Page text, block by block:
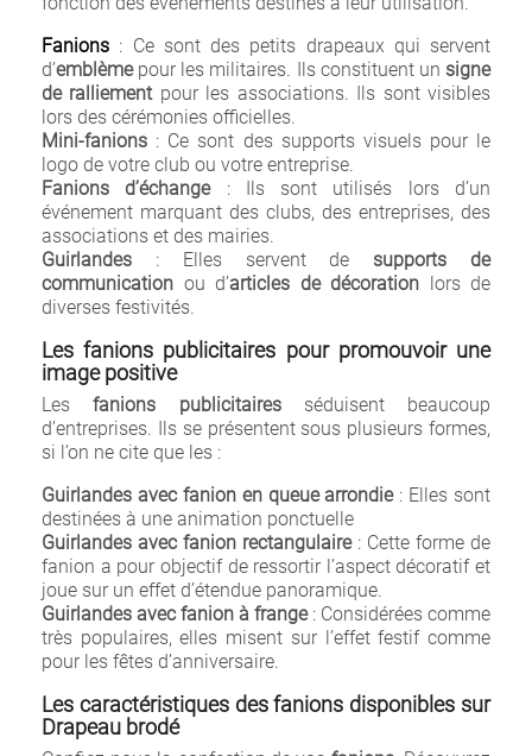
Fanions : Ce sont des petits drapeaux qui servent
d’emblèmepour les militaires. Ils constituent un signe
de ralliementpour les associations. Ils sont visibles
lors des cérémonies officielles.
Mini-fanions : Ce sont des supports visuels pour le
logo de votre club ou votre entreprise.
Fanions d’échange: Ils sont utilisés lors d’un
événement marquant des clubs, des entreprises, des
associations et des mairies.
Guirlandes : Elles servent de supports de
communication ou d’articles de décoration lors de
diverses festivités.
Les fanions publicitaires pour promouvoir une
image positive
Lesfanions publicitairesséduisent beaucoup
d’entreprises. Ils se présentent sous plusieurs formes,
si l’on ne cite que les :
Guirlandes avec fanion en queue arrondie: Elles sont
destinées à une animation ponctuelle
Guirlandes avec fanion rectangulaire: Cette forme de
fanion a pour objectif de ressortir l’aspect décoratif et
joue sur un effet d’étendue panoramique.
Guirlandes avec fanion à frange: Considérées comme
très populaires, elles misent sur l’effet festif comme
pour les fêtes d’anniversaire.
Les caractéristiques des fanions disponibles sur
Drapeau brodé